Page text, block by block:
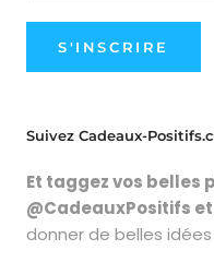
S'INSCRIRE
Suivez Cadeaux-
Et taggez vos belles
@CadeauxPositifs
donner de belles